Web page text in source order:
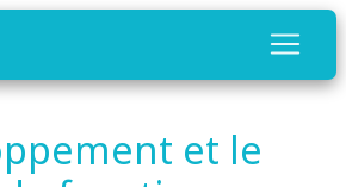
et le